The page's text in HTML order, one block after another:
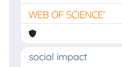
social impact